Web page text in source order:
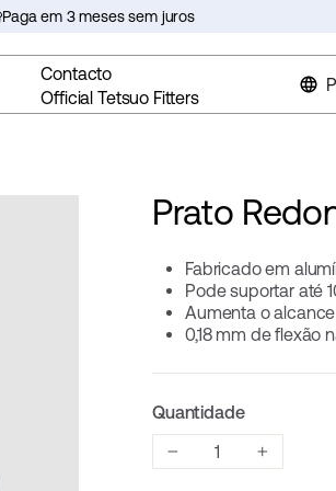
apresentação
de
slides
Paga em 3 meses sem juros
Contacto
Official Tetsuo Fitters
Prato
Fabricado em
Pode suportar até
Aumenta o
0,18 mm de flexão
Quantidade
− +